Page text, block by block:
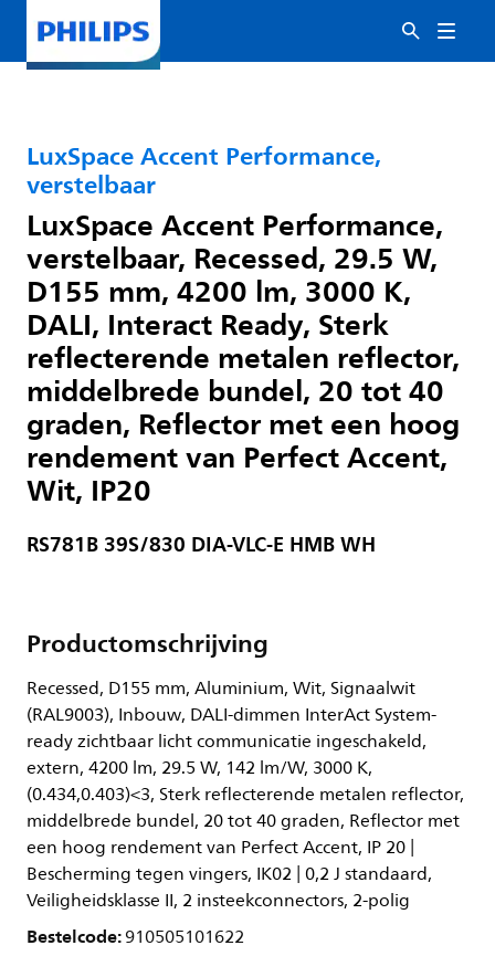
LuxSpace Accent Performance,
verstelbaar
LuxSpace Accent Performance,
verstelbaar, Recessed, 29.5 W,
D155 mm, 4200 lm, 3000 K,
DALI, Interact Ready, Sterk
reflecterende metalen reflector,
middelbrede bundel, 20 tot 40
graden, Reflector met een hoog
rendement van Perfect Accent,
Wit, IP20
RS781B 39S/830 DIA-VLC-E HMB WH
Productomschrijving
Recessed, D155 mm, Aluminium, Wit, Signaalwit
(RAL9003), Inbouw, DALI-dimmen InterAct System-
ready zichtbaar licht communicatie ingeschakeld,
extern, 4200 lm, 29.5 W, 142 lm/W, 3000 K,
(0.434,0.403)<3, Sterk reflecterende metalen reflector,
middelbrede bundel, 20 tot 40 graden, Reflector met
een hoog rendement van Perfect Accent, IP 20 |
Bescherming tegen vingers, IK02 | 0,2 J standaard,
Veiligheidsklasse II, 2 insteekconnectors, 2-polig
Bestelcode:910505101622